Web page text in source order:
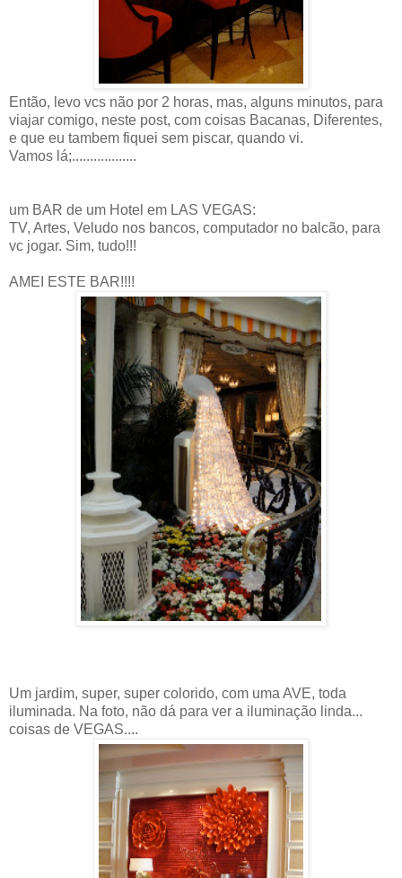
Então, levo vcs não por 2 horas, mas, alguns minutos, para
viajar comigo, neste post, com coisas Bacanas, Diferentes,
e que eu tambem fiquei sem piscar, quando vi.
Vamos lá;..................
um BAR de um Hotel em LAS VEGAS:
TV, Artes, Veludo nos bancos, computador no balcão, para
vc jogar. Sim, tudo!!!
AMEI ESTE BAR!!!!
Um jardim, super, super colorido, com uma AVE, toda
iluminada. Na foto, não dá para ver a iluminação linda...
coisas de VEGAS....